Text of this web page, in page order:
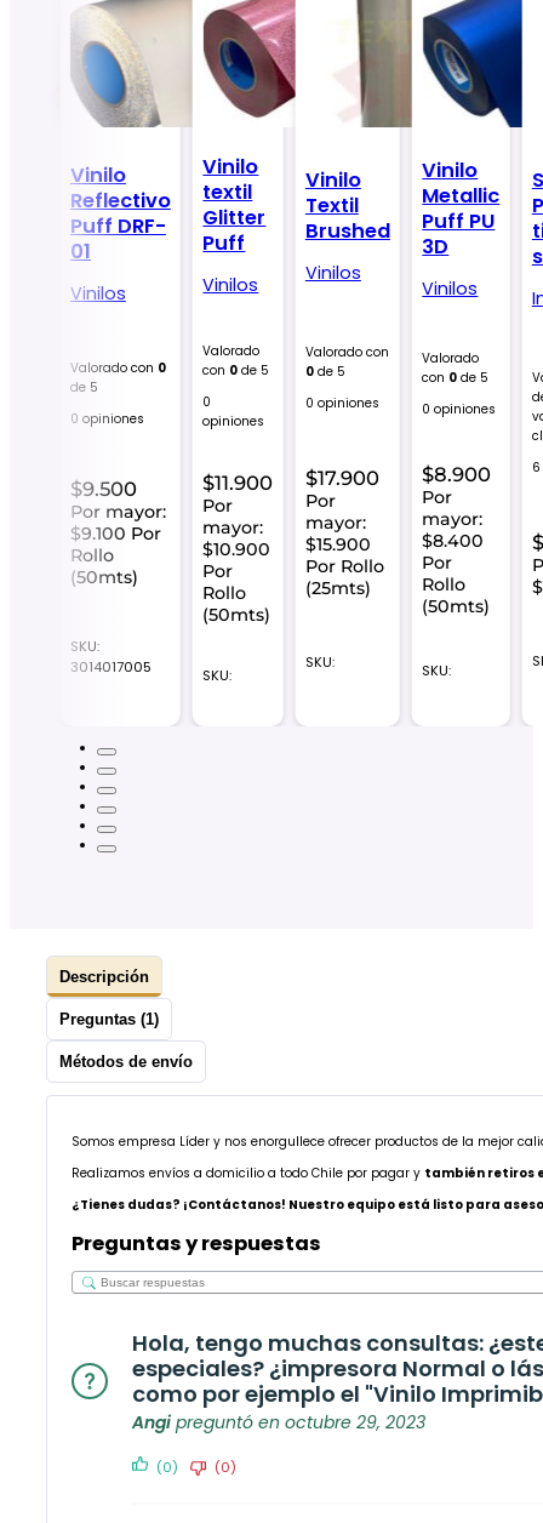
Vinilo
Reflectivo
Puff DRF-
01
Vinilos
Valorado con 0
de 5
0 opiniones
$9.500
Por mayor:
$9.100 Por
Rollo
(50mts)
SKU:
3014017005
Vinilo
textil
Glitter
Puff
Vinilos
Valorado
con 0 de 5
0
opiniones
$11.900
Por
mayor:
$10.900
Por
Rollo
(50mts)
SKU:
Vinilo
Textil
Brushed
Vinilos
Valorado con
0de 5
0 opiniones
$17.900
Por
mayor:
$15.900
Por Rollo
(25mts)
SKU:
Vinilo
Metallic
Puff PU
3D
Vinilos
Valorado
con 0 de 5
0 opiniones
$8.900
Por
mayor:
$8.400
Por
Rollo
(50mts)
SKU:
$
Descripción
Preguntas (1)
Métodos de envío
Somos empresa Líder y nos enorgullece ofrecer productos de la mejor
Realizamos envíos a domicilio a todo Chile por pagar y también retiros
¿Tienes dudas? ¡Contáctanos! Nuestro equipo está listo para
Preguntas y respuestas
Hola, tengo muchas consultas:
especiales? ¿impresora Normal o
como por ejemplo el "Vinilo
Angipreguntó en octubre 29, 2023
(0) (0)